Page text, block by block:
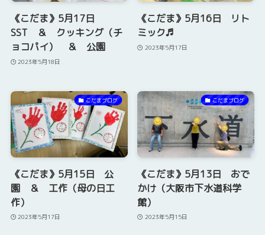
《こだま》5月17日
SST ＆ クッキング（チ
ョコパイ） ＆ 公園
2023年5月18日
《こだま》5月16日 リト
ミック♬
2023年5月17日
こだまブログ
《こだま》5月15日 公
園 ＆ 工作（母の日工
作）
2023年5月17日
こだまブログ
《こだま》5月13日 おで
かけ（大阪市下水道科学
館）
2023年5月15日